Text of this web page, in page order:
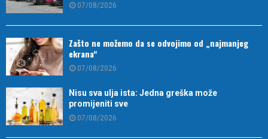
07/08/2026
Zašto ne možemo da se odvojimo od „najmanjeg
ekrana“
07/08/2026
Nisu sva ulja ista: Jedna greška može
promijeniti sve
07/08/2026